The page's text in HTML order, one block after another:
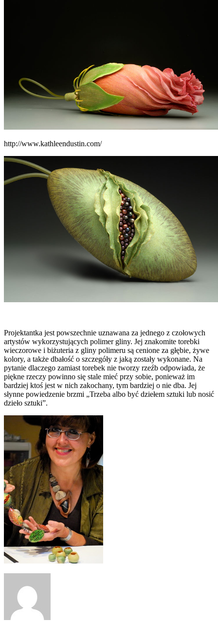
http://www.kathleendustin.com/
Projektantka jest powszechnie uznawana za jednego z czołowych
artystów wykorzystujących polimer gliny. Jej znakomite torebki
wieczorowe i biżuteria z gliny polimeru są cenione za głębie, żywe
kolory, a także dbałość o szczegóły z jaką zostały wykonane. Na
pytanie dlaczego zamiast torebek nie tworzy rzeźb odpowiada, że
piękne rzeczy powinno się stale mieć przy sobie, ponieważ im
bardziej ktoś jest w nich zakochany, tym bardziej o nie dba. Jej
słynne powiedzenie brzmi „Trzeba albo być dziełem sztuki lub nosić
dzieło sztuki”.